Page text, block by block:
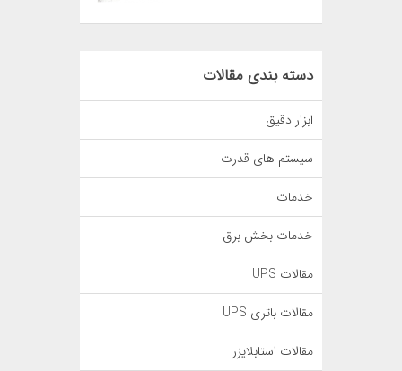
دسته بندی مقالات
ابزار دقیق
سیستم های قدرت
خدمات
خدمات بخش برق
مقالات UPS
مقالات باتری UPS
مقالات استابلایزر